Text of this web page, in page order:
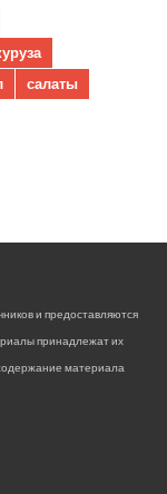
салаты
и предоставляются
принадлежат их
материала